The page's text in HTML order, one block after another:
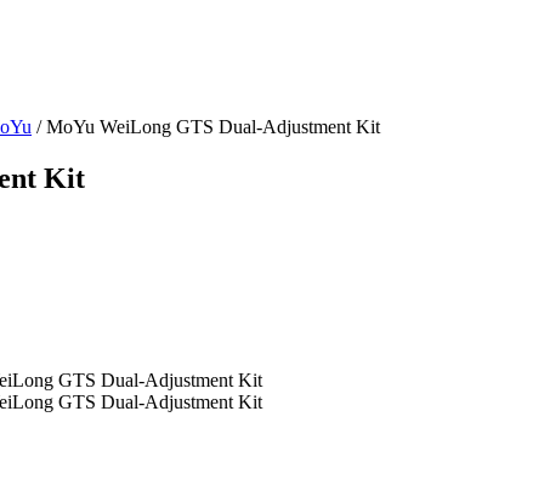
/MoYu WeiLong GTS Dual-Adjustment Kit
Kit